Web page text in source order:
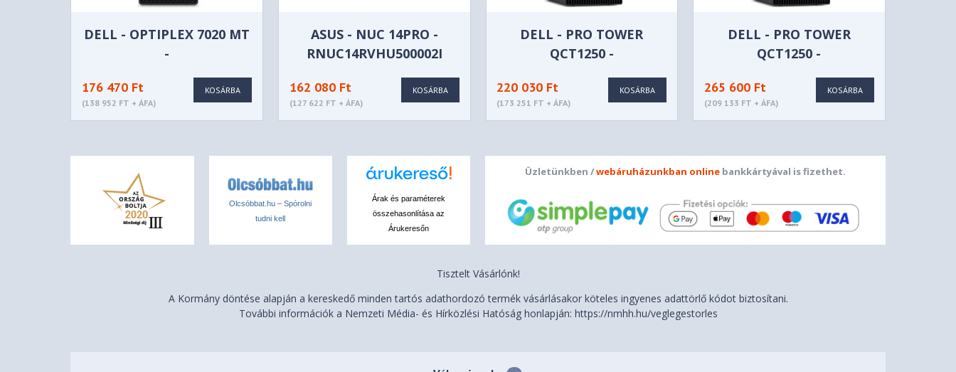
DELL - OPTIPLEX 7020 MT
-
176 470 Ft
(138 952 FT + ÁFA)
KOSÁRBA
ASUS - NUC 14PRO -
RNUC14RVHU500002I
162 080 Ft
(127 622 FT + ÁFA)
KOSÁRBA
DELL - PRO TOWER
QCT1250 -
220 030 Ft
(173 251 FT + ÁFA)
KOSÁRBA
DELL - PRO TOWER
QCT1250 -
265 600 Ft
(209 133 FT + ÁFA)
KOSÁRBA
Olcsóbbat.hu – Spórolni
tudni kell
Árak és paraméterek
összehasonlítása az
Árukeresőn
Üzletünkben /webáruházunkban online bankkártyával is fizethet.
Tisztelt Vásárlónk!
A Kormány döntése alapján a kereskedő minden tartós adathordozó termék vásárlásakor köteles ingyenes adattörlő kódot biztosítani.
További információk a Nemzeti Média- és Hírközlési Hatóság honlapján: https://nmhh.hu/veglegestorles